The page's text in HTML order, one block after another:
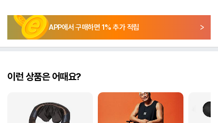
APP에서 구매하면 1% 추가 적립
이런 상품은 어때요?